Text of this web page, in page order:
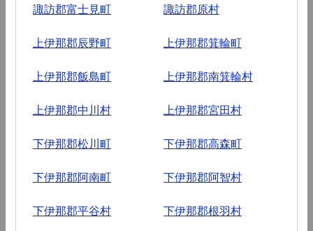
諏訪郡富士見町 諏訪郡原村
上伊那郡辰野町 上伊那郡箕輪町
上伊那郡飯島町 上伊那郡南箕輪村
上伊那郡中川村 上伊那郡宮田村
下伊那郡松川町 下伊那郡高森町
下伊那郡阿南町 下伊那郡阿智村
下伊那郡平谷村 下伊那郡根羽村